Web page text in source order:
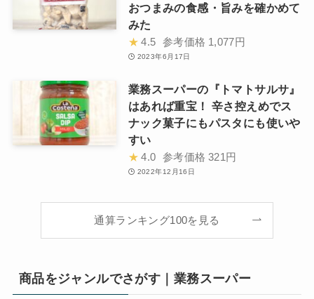
おつまみの食感・旨みを確かめて
みた
★ 4.5 参考価格 1,077円
2023年6月17日
業務スーパーの『トマトサルサ』
はあれば重宝！ 辛さ控えめでス
ナック菓子にもパスタにも使いや
すい
★ 4.0 参考価格 321円
2022年12月16日
通算ランキング100を見る
商品をジャンルでさがす｜業務スーパー